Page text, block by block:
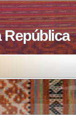
República